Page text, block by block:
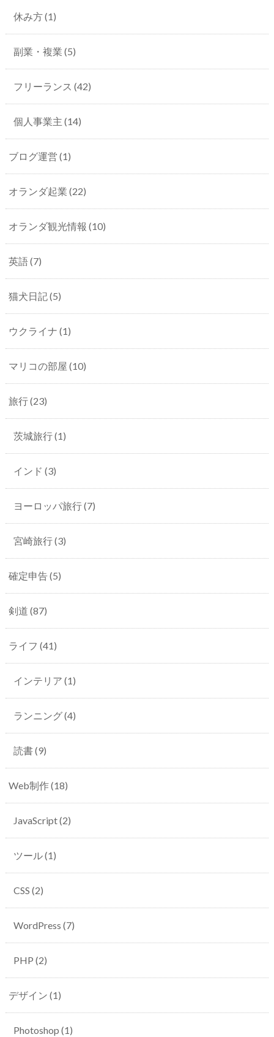
休み方(1)
副業・複業 (5)
フリーランス (42)
個人事業主 (14)
ブログ運営 (1)
オランダ起業 (22)
オランダ観光情報 (10)
英語(7)
猫犬日記(5)
ウクライナ (1)
マリコの部屋 (10)
旅行(23)
茨城旅行(1)
インド (3)
ヨーロッパ旅行(7)
宮崎旅行(3)
確定申告(5)
剣道 (87)
ライフ (41)
インテリア (1)
ランニング(4)
読書(9)
Web制作(18)
JavaScript(2)
ツール(1)
CSS (2)
WordPress (7)
PHP (2)
デザイン (1)
Photoshop (1)